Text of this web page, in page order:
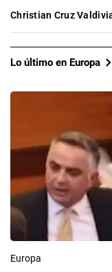
Christian Cruz
Lo último en Europa
Europa